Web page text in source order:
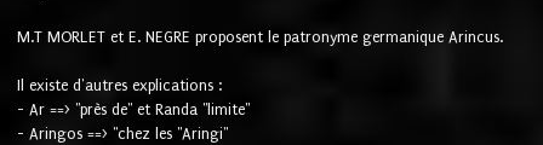
M.T MORLET et E. NEGRE proposent le patronyme germanique Arincus.
Il existe d'autres explications :
- Ar ==> "près de" et Randa "limite"
- Aringos ==> "chez les "Aringi"